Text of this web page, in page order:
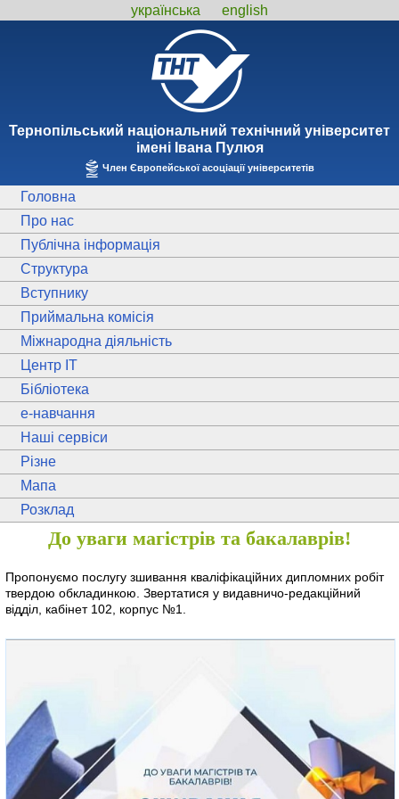
українська english
Тернопiльський національний технiчний унiверситет
iменi Iвана Пулюя
Член Європейської асоціації університетів
Головна
Про нас
Публічна інформація
Структура
Вступнику
Приймальна комісія
Міжнародна діяльність
Центр ІТ
Бібліотека
e-навчання
Наші сервіси
Різне
Мапа
Розклад
До уваги магістрів та бакалаврів!
Пропонуємо послугу зшивання кваліфікаційних дипломних робіт
твердою обкладинкою. Звертатися у видавничо-редакційний
відділ, кабінет 102, корпус №1.